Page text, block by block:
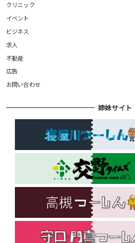
クリニック
イベント
ビジネス
求人
不動産
広告
お問い合わせ
姉妹サイト